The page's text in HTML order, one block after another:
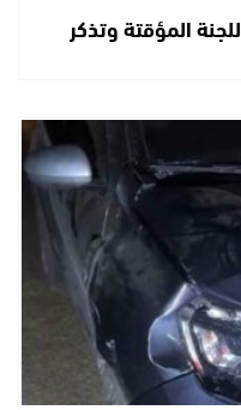
المؤقتة وتذكر